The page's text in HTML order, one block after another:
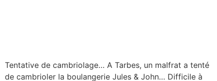
Tentative de cambriolage… A Tarbes, un malfrat a tenté
de cambrioler la boulangerie Jules & John… Difficile à